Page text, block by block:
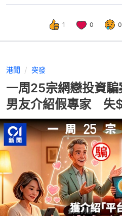
1 0 0
港聞 突發
一周25宗網戀投資
男友介紹假專家 失